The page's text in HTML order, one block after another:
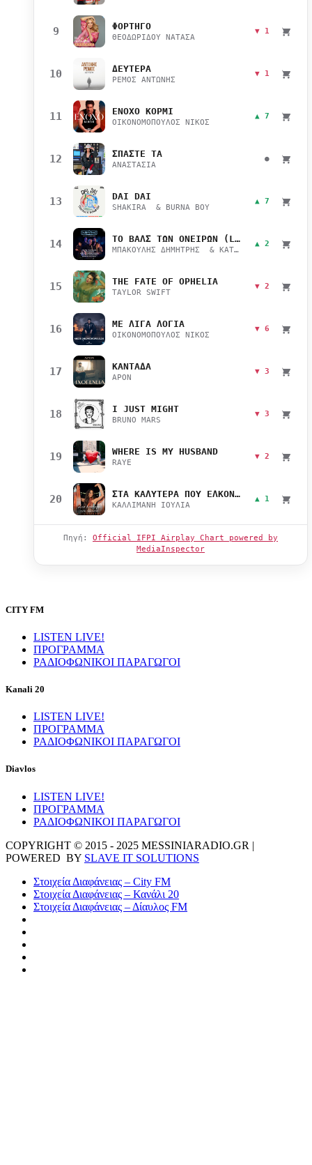
9 ΦΟΡΤΗΓΟ
ΘΕΟΔΩΡΙΔΟΥ ΝΑΤΑΣΑ
▼ 1
10 ΔΕΥΤΕΡΑ
ΡΕΜΟΣ ΑΝΤΩΝΗΣ
▼ 1
11 ΕΝΟΧΟ ΚΟΡΜΙ
ΟΙΚΟΝΟΜΟΠΟΥΛΟΣ ΝΙΚΟΣ
▲ 7
12 ΣΠΑΣΤΕ ΤΑ
ΑΝΑΣΤΑΣΙΑ
●
13 DAI DAI
SHAKIRA & BURNA BOY
▲ 7
14 ΤΟ ΒΑΛΣ ΤΩΝ ΟΝΕΙΡΩΝ (LIVE)
ΜΠΑΚΟΥΛΗΣ ΔΗΜΗΤΡΗΣ & ΚΑΤΣΙΜΙΧΑ ΜΑΡΙΑΝΑ
▲ 2
15 THE FATE OF OPHELIA
TAYLOR SWIFT
▼ 2
16 ΜΕ ΛΙΓΑ ΛΟΓΙΑ
ΟΙΚΟΝΟΜΟΠΟΥΛΟΣ ΝΙΚΟΣ
▼ 6
17 ΚΑΝΤΑΔΑ
APON
▼ 3
18 I JUST MIGHT
BRUNO MARS
▼ 3
19 WHERE IS MY HUSBAND
RAYE
▼ 2
20 ΣΤΑ ΚΑΛΥΤΕΡΑ ΠΟΥ ΕΛΚΟΝΤΑΙ
ΚΑΛΛΙΜΑΝΗ ΙΟΥΛΙΑ
▲ 1
Πηγή: Official IFPI Airplay Chart powered by
MediaInspector
CITY FM
LISTEN LIVE!
ΠΡΟΓΡΑΜΜΑ
ΡΑΔΙΟΦΩΝΙΚΟΙ ΠΑΡΑΓΩΓΟΙ
Kanali 20
LISTEN LIVE!
ΠΡΟΓΡΑΜΜΑ
ΡΑΔΙΟΦΩΝΙΚΟΙ ΠΑΡΑΓΩΓΟΙ
Diavlos
LISTEN LIVE!
ΠΡΟΓΡΑΜΜΑ
ΡΑΔΙΟΦΩΝΙΚΟΙ ΠΑΡΑΓΩΓΟΙ
COPYRIGHT © 2015 - 2025 MESSINIARADIO.GR |
POWERED BY SLAVE IT SOLUTIONS
Στοιχεία Διαφάνειας – City FM
Στοιχεία Διαφάνειας – Κανάλι 20
Στοιχεία Διαφάνειας – Δίαυλος FM